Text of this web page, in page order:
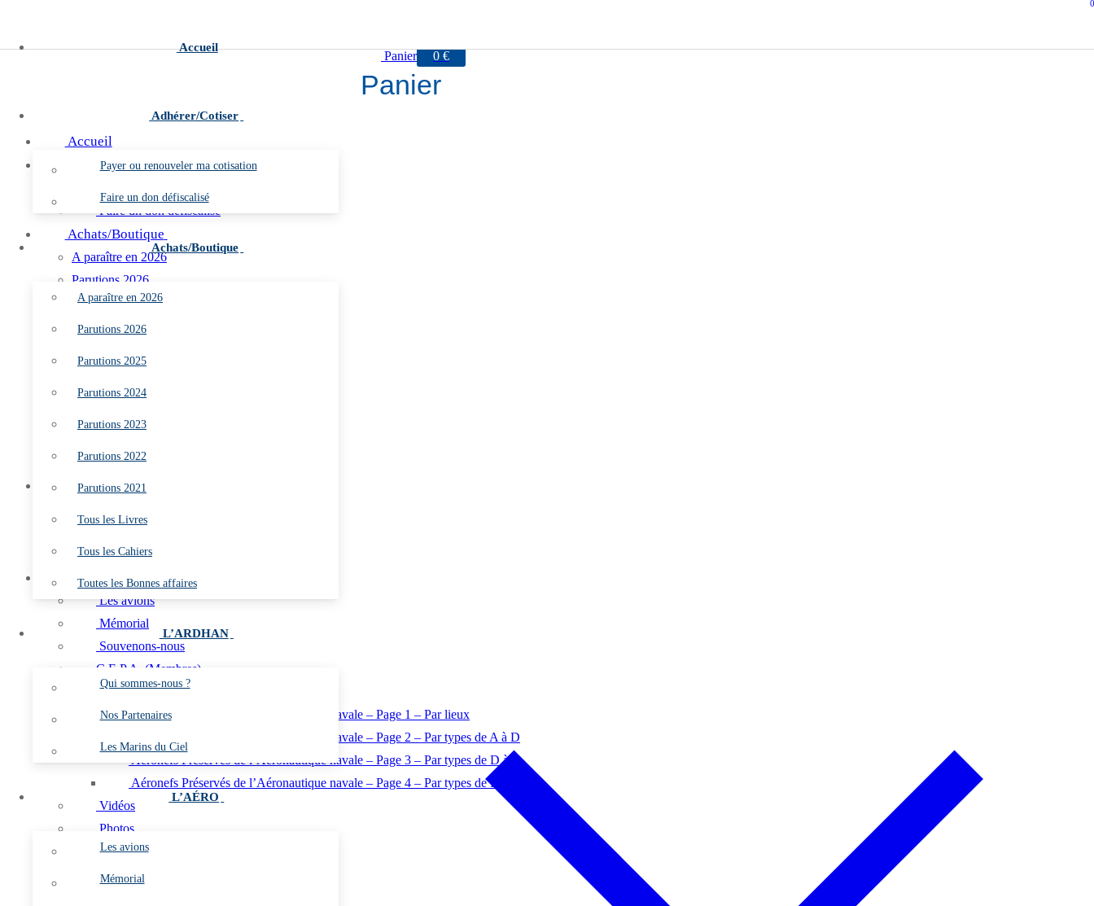
Accueil
Adhérer/Cotiser
Payer ou renouveler ma cotisation
Faire un don défiscalisé
Achats/Boutique
A paraître en 2026
Parutions 2026
Parutions 2025
Parutions 2024
Parutions 2023
Parutions 2022
Parutions 2021
Tous les Livres
Tous les Cahiers
Toutes les Bonnes affaires
L’ARDHAN
Qui sommes-nous ?
Nos Partenaires
Les Marins du Ciel
L’AÉRO
Les avions
Mémorial
0
0
Panier 0 €
Panier
Accueil
Adhérer/Cotiser
Faire un don défiscalisé
Achats/Boutique
A paraître en 2026
Parutions 2026
Parutions 2025
Parutions 2024
Parutions 2022
Parutions 2021
Toutes les Bonnes affaires
L’ARDHAN
Les Marins du Ciel
L’AÉRO
Les avions
Mémorial
Souvenons-nous
C.E.P.A. (Membres)
Aéronefs Préservés de l’Aéronautique navale
Aéronefs Préservés de l’Aéronautique navale – Page 1 – Par lieux
Aéronefs Préservés de l’Aéronautique navale – Page 2 – Par types de A à D
Aéronefs Préservés de l’Aéronautique navale – Page 3 – Par types de D à O
Aéronefs Préservés de l’Aéronautique navale – Page 4 – Par types de P à Z
Vidéos
Photos
Les flottilles et les escadrilles
Les bases